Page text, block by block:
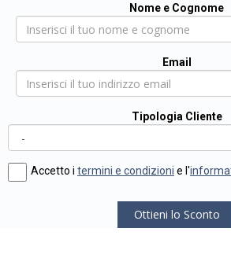
Nome e Cognome
Email
Tipologia Cliente
Accetto i termini e condizioni e l'
Ottieni lo Sconto